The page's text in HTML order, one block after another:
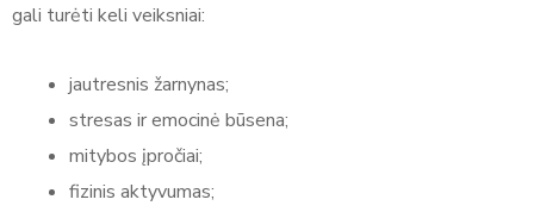
gali turėti keli veiksniai:
jautresnis žarnynas;
stresas ir emocinė būsena;
mitybos įpročiai;
fizinis aktyvumas;